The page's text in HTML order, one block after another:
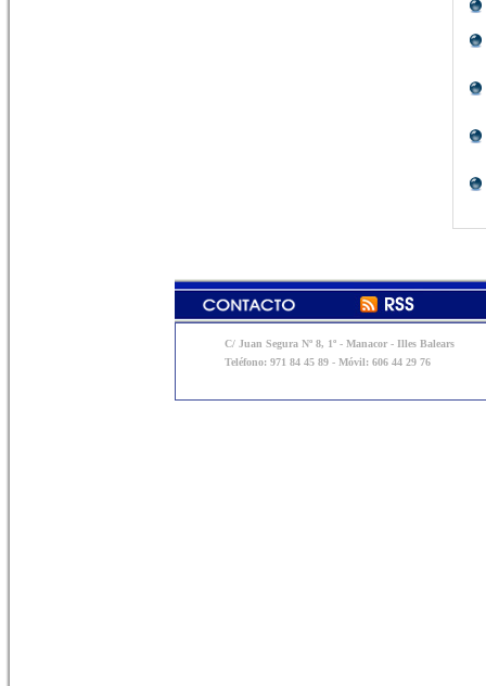
C/ Juan Segura Nº 8, 1º - Manacor - Illes Balears
Teléfono: 971 84 45 89 - Móvil: 606 44 29 76